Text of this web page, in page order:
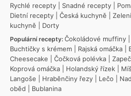
Rychlé recepty
Snadné recepty
Dietní recepty
Česká kuchyně
kuchyně
Dorty
Populární recepty: Čokoládové muffiny
Buchtičky s krémem
Rajská omáčka
Cheesecake
Čočková polévka
Koprová omáčka
Holandský řízek
Langoše
Hraběnčiny řezy Lečo
oběd
Bublanina